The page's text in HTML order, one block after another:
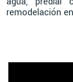
remodelación